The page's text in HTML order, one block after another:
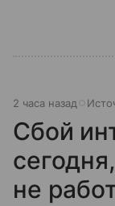
2 часа назад
Сбой
не